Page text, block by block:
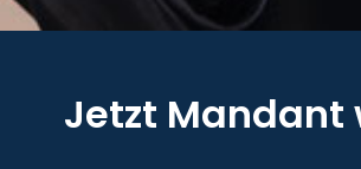
Jetzt Mandant